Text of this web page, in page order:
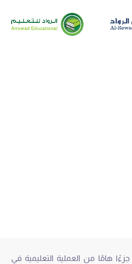
هامًا من العملية التعليمية في